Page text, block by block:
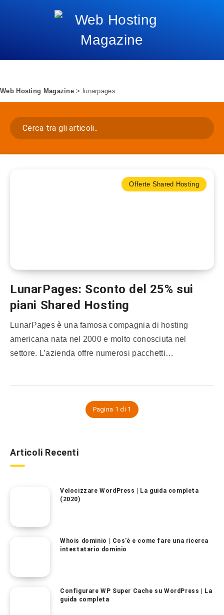
Web Hosting Magazine > lunarpages
Offerte Shared Hosting
LunarPages: Sconto del 25% sui
piani Shared Hosting
LunarPages è una famosa compagnia di hosting
americana nata nel 2000 e molto conosciuta nel
settore. L’azienda offre numerosi pacchetti…
Pagina 1 di 1
Articoli Recenti
Velocizzare WordPress | La guida completa
(2020)
Whois dominio | Cos’è e come fare una ricerca
intestatario dominio
Configurare WP Super Cache su WordPress | La
guida completa